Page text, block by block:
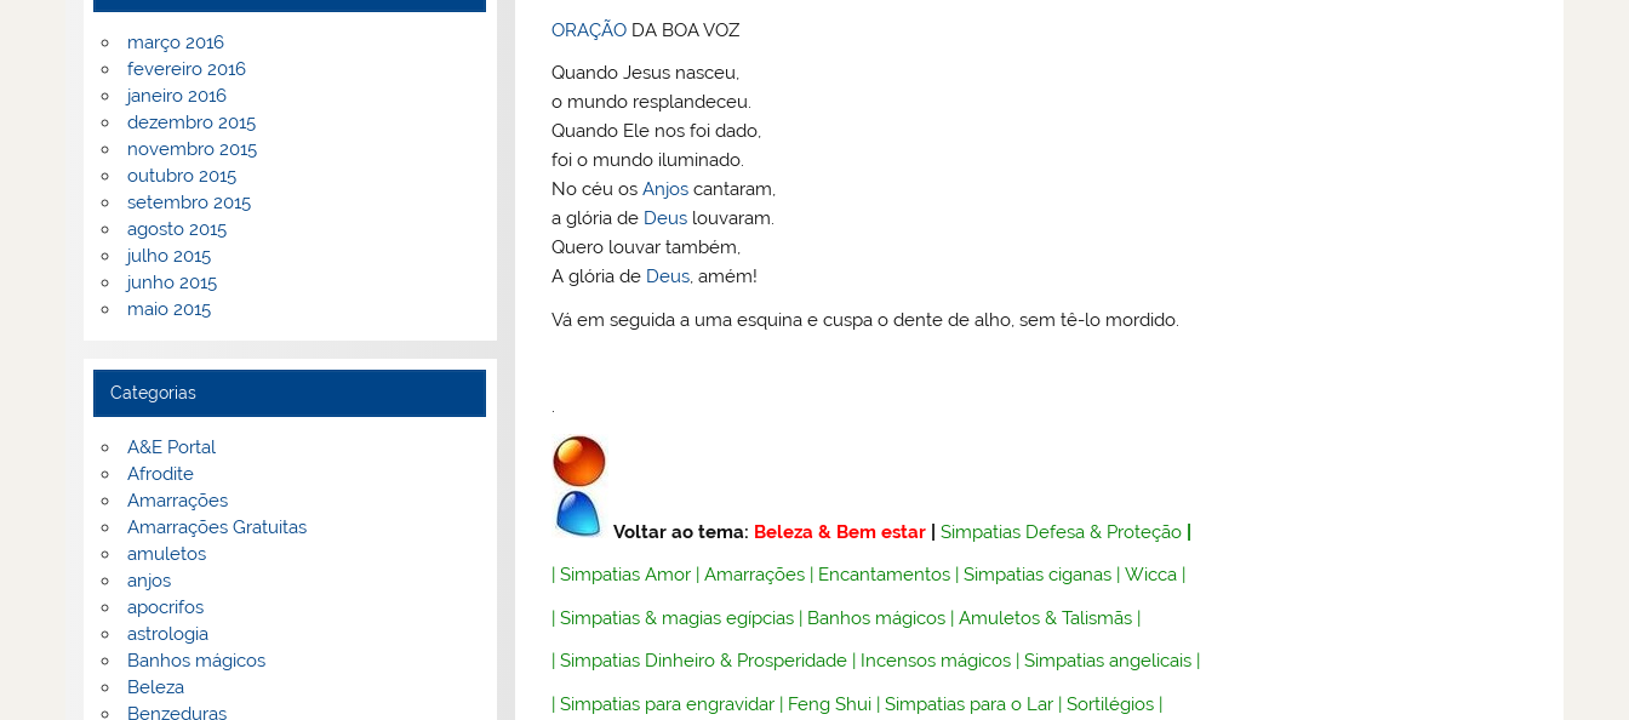
ORAÇÃO DA BOA VOZ
Quando Jesus nasceu,
o mundo resplandeceu.
Quando Ele nos foi dado,
foi o mundo iluminado.
No céu osAnjos cantaram,
a glória de Deus louvaram.
Quero louvar também,
A glória de Deus, amém!
Vá em seguida a uma esquina e cuspa o dente de alho, sem tê-lo mordido.
Voltar ao tema: Beleza & Bem estar |Simpatias Defesa & Proteção
|Simpatias Amor |Amarrações Encantamentos |Simpatias ciganas |Wicca
|Simpatias & magias egípcias | Banhos mágicos |Amuletos & Talismãs |
|Simpatias Dinheiro & Prosperidade | Incensos mágicos |Simpatias angelicais |
|Simpatias para engravidar | Feng Shui |Simpatias para o Lar |Sortilégios |
março 2016
fevereiro 2016
janeiro 2016
dezembro 2015
novembro 2015
outubro 2015
setembro 2015
agosto 2015
julho 2015
junho 2015
maio 2015
Categorias
A&E Portal
Afrodite
Amarrações
Amarrações Gratuitas
amuletos
anjos
apocrifos
astrologia
Banhos mágicos
Beleza
Benzeduras